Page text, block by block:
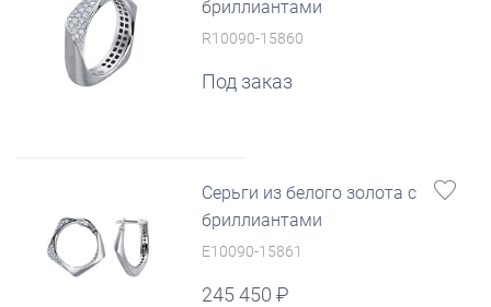
бриллиантами
R10090-15860
Под заказ
Серьги из белого золота с
бриллиантами
E10090-15861
245 450